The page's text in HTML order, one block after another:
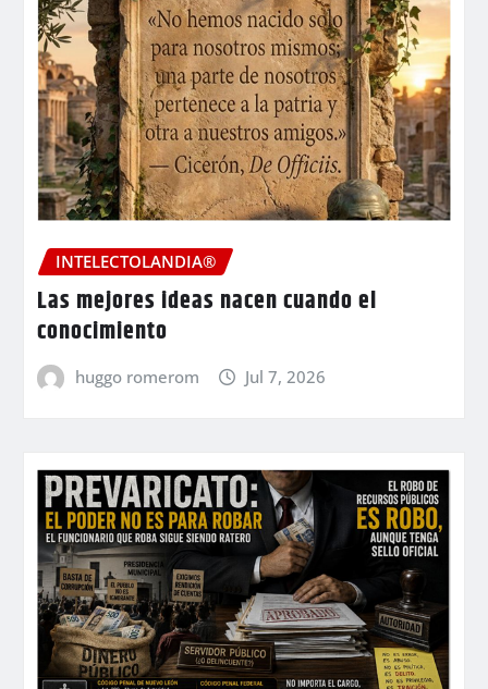
INTELECTOLANDIA®
Las mejores ideas nacen cuando el
conocimiento
huggo romerom Jul 7, 2026